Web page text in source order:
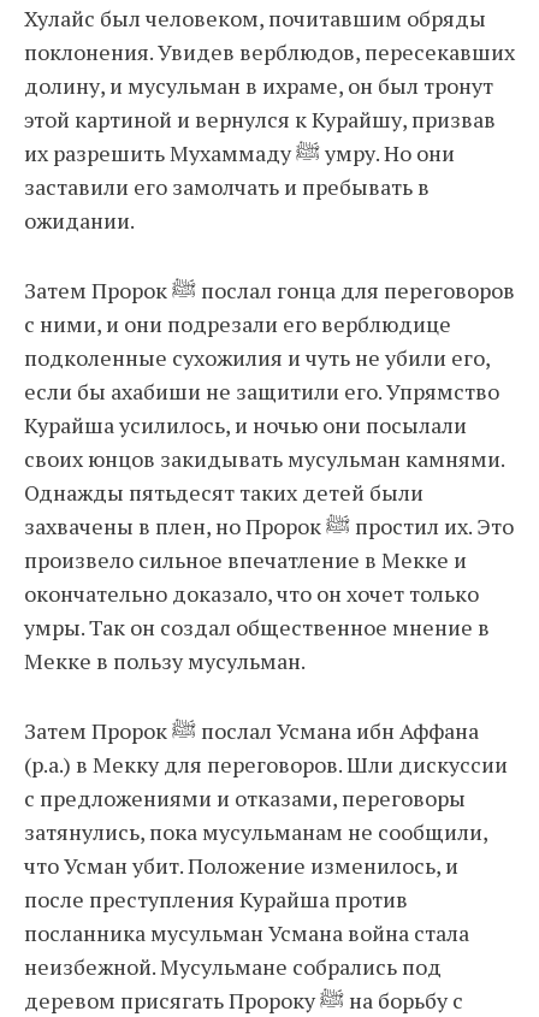
Хулайс был человеком, почитавшим обряды
поклонения. Увидев верблюдов, пересекавших
долину, и мусульман в ихраме, он был тронут
этой картиной и вернулся к Курайшу, призвав
их разрешить Мухаммаду ﷺ умру. Но они
заставили его замолчать и пребывать в
ожидании.
Затем Пророк ﷺ послал гонца для переговоров
с ними, и они подрезали его верблюдице
подколенные сухожилия и чуть не убили его,
если бы ахабиши не защитили его. Упрямство
Курайша усилилось, и ночью они посылали
своих юнцов закидывать мусульман камнями.
Однажды пятьдесят таких детей были
захвачены в плен, но Пророк ﷺ простил их. Это
произвело сильное впечатление в Мекке и
окончательно доказало, что он хочет только
умры. Так он создал общественное мнение в
Мекке в пользу мусульман.
Затем Пророк ﷺ послал Усмана ибн Аффана
(р.а.) в Мекку для переговоров. Шли дискуссии
с предложениями и отказами, переговоры
затянулись, пока мусульманам не сообщили,
что Усман убит. Положение изменилось, и
после преступления Курайша против
посланника мусульман Усмана война стала
неизбежной. Мусульмане собрались под
деревом присягать Пророку ﷺ на борьбу с